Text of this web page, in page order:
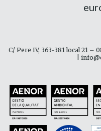
C/ Pere IV, 363-381 local 21 –
|